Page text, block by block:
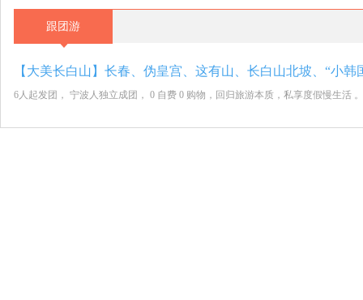
跟团游
6人起发团， 宁波人独立成团， 0 自费 0 购物，回归旅游本质，私享度假慢生活 。